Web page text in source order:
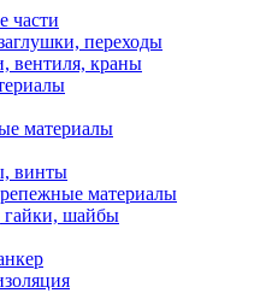
части
переходы
вентиля, краны
материалы
винты
материалы
шайбы